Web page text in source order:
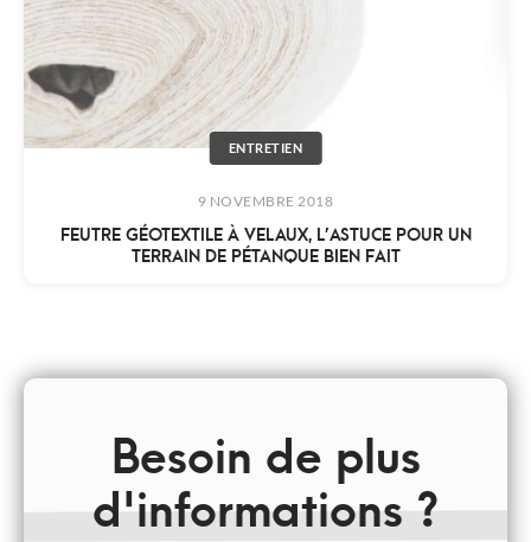
ENTRETIEN
9 NOVEMBRE 2018
FEUTRE GÉOTEXTILE À VELAUX, L’ASTUCE POUR UN
TERRAIN DE PÉTANQUE BIEN FAIT
Besoin de plus
d'informations ?